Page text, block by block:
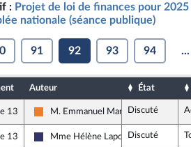
: Projet de loi de finances pour 2025
nationale (séance publique)
91 92 93 94 ...
Auteur État
13
Les Démocrates
M. Emmanuel MandonDiscuté
13
Rassemblement National
Mme Hélène LaporteDiscuté